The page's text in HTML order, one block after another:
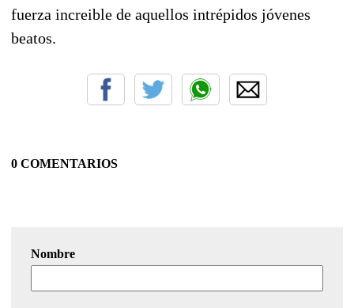
fuerza increible de aquellos intrépidos jóvenes
beatos.
0 COMENTARIOS
Nombre